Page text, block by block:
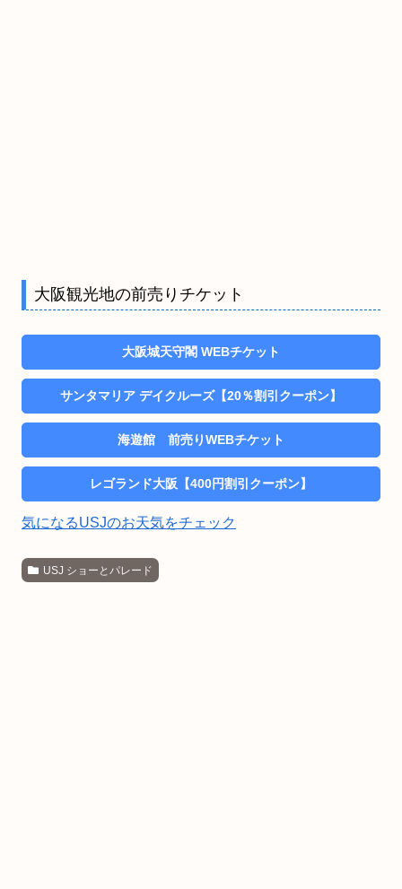
大阪観光地の前売りチケット
大阪城天守閣 WEBチケット
サンタマリア デイクルーズ【20％割引クーポン】
海遊館 前売りWEBチケット
レゴランド大阪【400円割引クーポン】
気になるUSJのお天気をチェック
USJ ショーとパレード